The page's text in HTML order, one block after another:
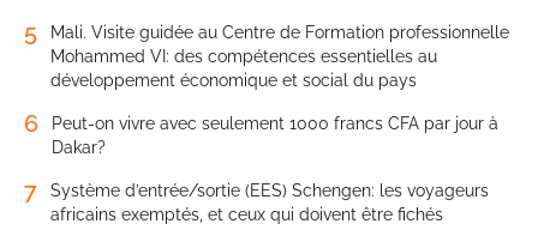
5
Mali. Visite guidée au Centre de Formation professionnelle
Mohammed VI: des compétences essentielles au
développement économique et social du pays
6
Peut-on vivre avec seulement 1000 francs CFA par jour à
Dakar?
7
Système d’entrée/sortie (EES) Schengen: les voyageurs
africains exemptés, et ceux qui doivent être fichés